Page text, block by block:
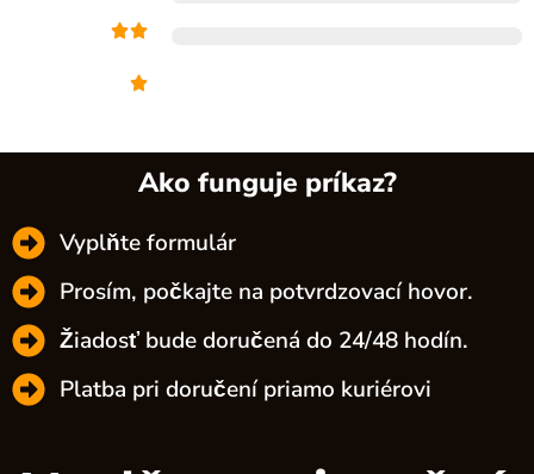
Ako funguje príkaz?
Vyplňte formulár
Prosím, počkajte na potvrdzovací hovor.
Žiadosť bude doručená do 24/48 hodín.
Platba pri doručení priamo kuriérovi